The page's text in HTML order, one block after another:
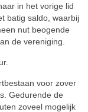
in het vorige lid
batig saldo, waarbij
nut beogende
de vereniging.
voor zover
Gedurende de
zoveel mogelijk